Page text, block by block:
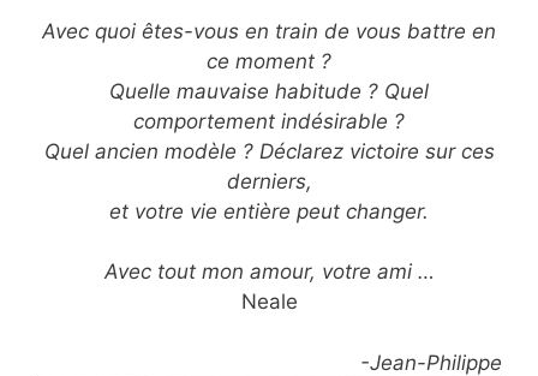
Avec quoi êtes-vous en train de vous battre en
ce moment ?
Quelle mauvaise habitude ? Quel
comportement indésirable ?
Quel ancien modèle ? Déclarez victoire sur ces
derniers,
et votre vie entière peut changer.
Avec tout mon amour, votre ami …
Neale
-Jean-Philippe